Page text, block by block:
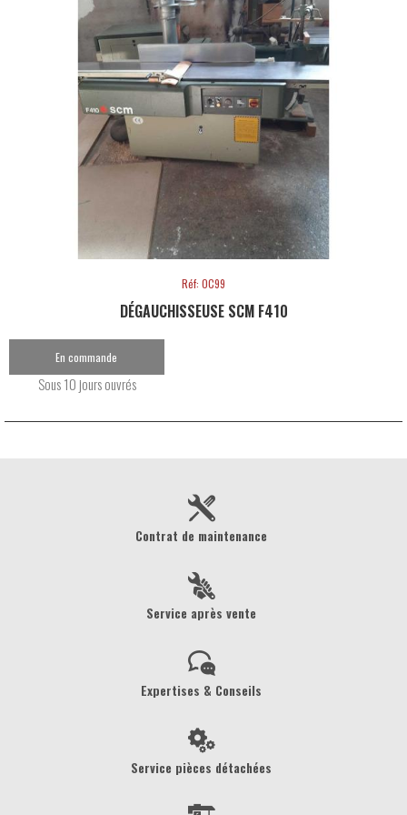
Réf: OC99
DÉGAUCHISSEUSE SCM F410
En commande
Sous 10 jours ouvrés
Contrat de maintenance
Service après vente
Expertises & Conseils
Service pièces détachées